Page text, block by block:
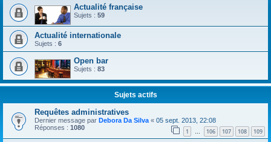
Actualité française
Sujets : 59
Actualité internationale
Sujets : 6
Open bar
Sujets : 83
Sujets actifs
Requêtes administratives
Dernier message par Debora Da Silva « 05 sept. 2013, 22:08
Réponses : 1080 1 … 106 107 108 109